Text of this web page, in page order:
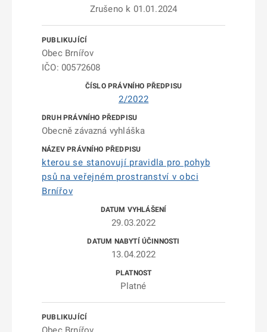
Zrušeno k 01.01.2024
Obec Brnířov
IČO: 00572608
2/2022
Obecně závazná vyhláška
kterou se stanovují pravidla pro pohyb
psů na veřejném prostranství v obci
Brnířov
29.03.2022
13.04.2022
Platné